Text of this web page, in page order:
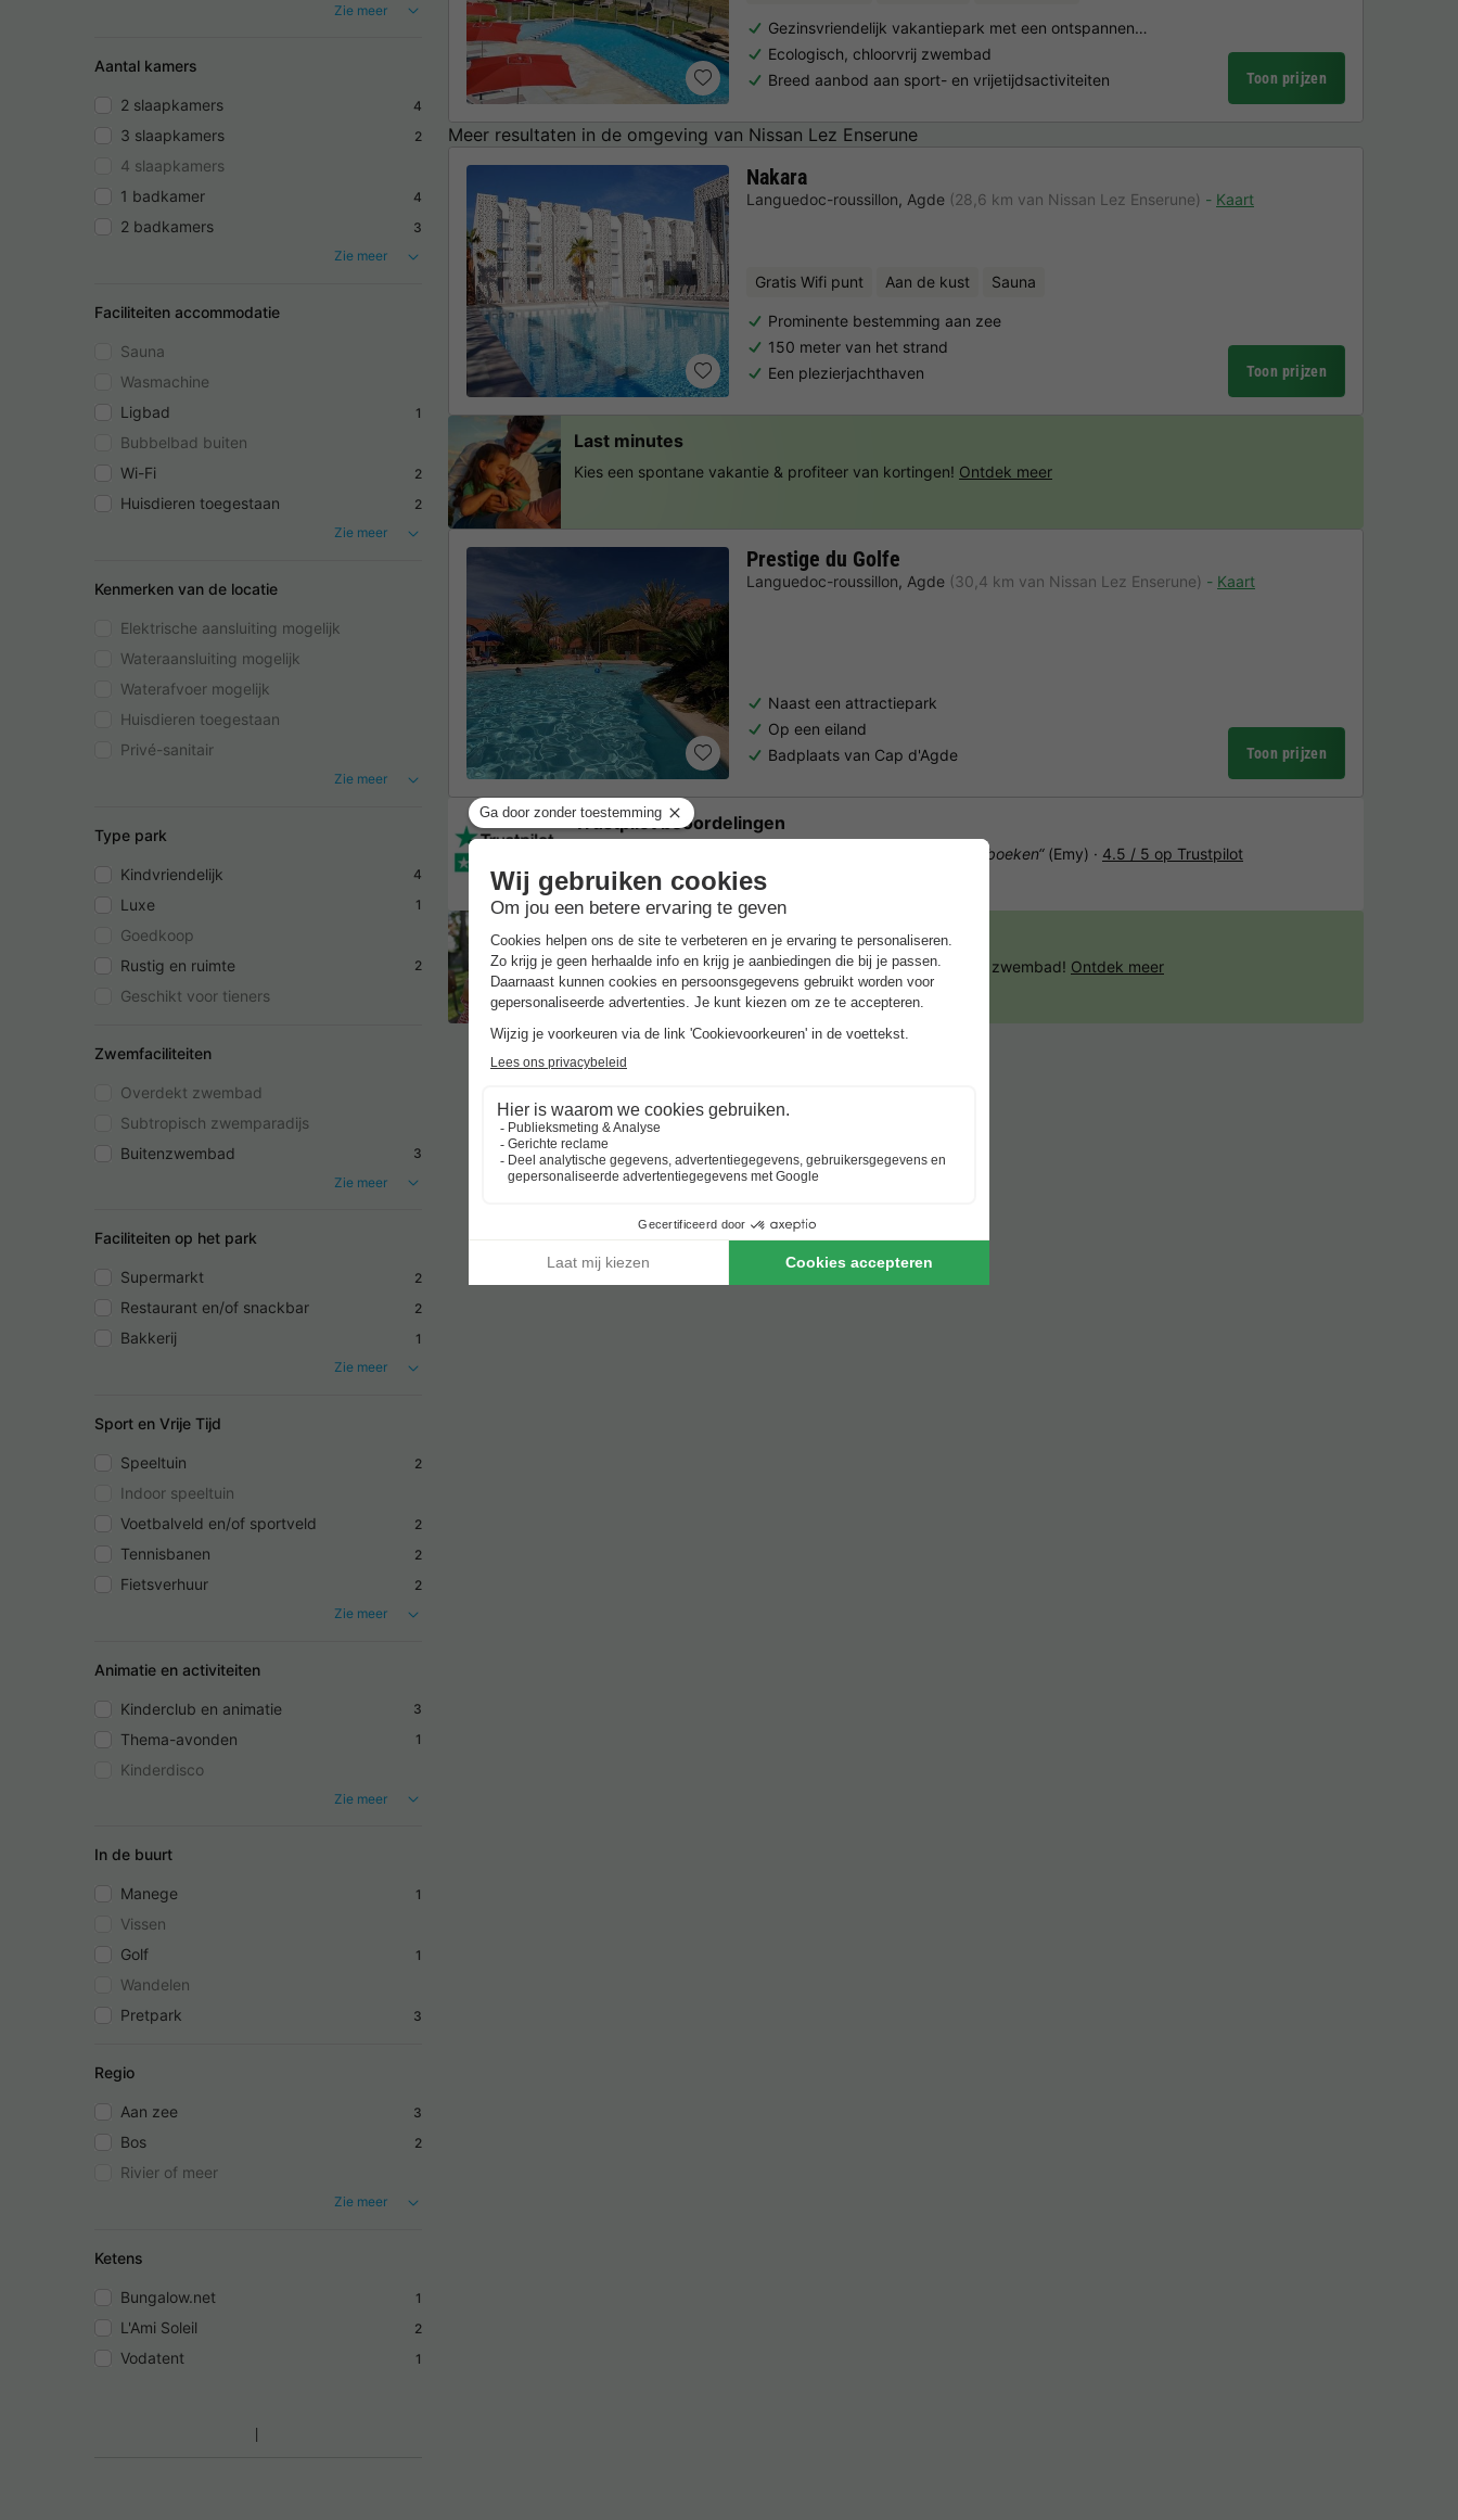
Zie meer
Aantal kamers
2 slaapkamers 4
3 slaapkamers 2
4 slaapkamers
1 badkamer
4
2 badkamers
3
Zie meer
Faciliteiten accommodatie
Sauna
Wasmachine
Ligbad
1
Bubbelbad buiten
Wi-Fi
2
Huisdieren toegestaan
2
Zie meer
Kenmerken van de locatie
Elektrische aansluiting mogelijk
Wateraansluiting mogelijk
Waterafvoer mogelijk
Huisdieren toegestaan
Privé-sanitair
Zie meer
Type park
Kindvriendelijk 4
Luxe 1
Goedkoop
Rustig en ruimte
2
Geschikt voor tieners
Zwemfaciliteiten
Overdekt zwembad
Subtropisch zwemparadijs
Buitenzwembad
3
Zie meer
Faciliteiten op het park
Supermarkt 2
Restaurant en/of snackbar 2
Bakkerij
1
Zie meer
Sport en Vrije Tijd
Speeltuin 2
Indoor speeltuin
Voetbalveld en/of sportveld
2
Tennisbanen 2
Fietsverhuur
2
Zie meer
Animatie en activiteiten
Kinderclub en animatie 3
Thema-avonden 1
Kinderdisco
Zie meer
In de buurt
Manege 1
Vissen
Golf
1
Wandelen
Pretpark
3
Regio
Aan zee 3
Bos 2
Rivier of meer
Zie meer
Ketens
Bungalow.net 1
L'Ami Soleil 2
Vodatent 1
Gezinsvriendelijk vakantiepark met een ontspannen…
Ecologisch, chloorvrij zwembad
Breed aanbod aan sport- en vrijetijdsactiviteiten
Toon prijzen
Meer resultaten in de omgeving van Nissan Lez Enserune
Nakara
Languedoc-roussillon, Agde (28,6 km van Nissan Lez Enserune) Kaart
Gratis Wifi punt Aan de kust Sauna
Prominente bestemming aan zee
150 meter van het strand
Een plezierjachthaven
Toon prijzen
Prestige du Golfe
Languedoc-roussillon, Agde (30,4 km van Nissan Lez Enserune) Kaart
Naast een attractiepark
Op een eiland
Badplaats van Cap d'Agde
Toon prijzen
Last minutes
Kies een spontane vakantie & profiteer van kortingen! Ontdek meer
Trustpilot beoordelingen
„Al vakantie bij het boeken“(Emy) · 4.5 / 5 op Trustpilot
7 nachten onder de €500!
Boek nu een voordelige zomervakantie & profiteer aan het zwembad! Ontdek meer